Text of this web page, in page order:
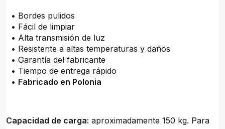
• Bordes pulidos
• Fácil de limpiar
• Alta transmisión de luz
• Resistente a altas temperaturas y daños
• Garantía del fabricante
• Tiempo de entrega rápido
• Fabricado en Polonia
Capacidad de carga: aproximadamente 150 kg. Para